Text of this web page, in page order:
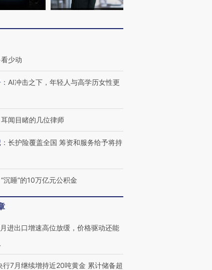
7万
3种
独占
48°C
38岁梅西上演帽子戏法
阿根廷3-0阿尔及利亚
围棋失利的邓煜 两位菲尔
少动
： AI冲击之下，年轻人与高学历女性更
耳闻目睹的几位律师
： 长护险覆盖全国 筹资和服务给予将持
“沉睡”的10万亿元公积金
进出口增速高位放缓，价格驱动还能
行7月继续增持近20吨黄金 累计储备超